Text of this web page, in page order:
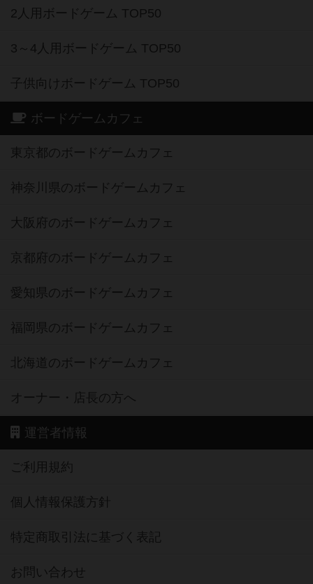
2人用ボードゲーム TOP50
3～4人用ボードゲーム TOP50
子供向けボードゲーム TOP50
ボードゲームカフェ
東京都のボードゲームカフェ
神奈川県のボードゲームカフェ
大阪府のボードゲームカフェ
京都府のボードゲームカフェ
愛知県のボードゲームカフェ
福岡県のボードゲームカフェ
北海道のボードゲームカフェ
オーナー・店長の方へ
運営者情報
ご利用規約
個人情報保護方針
特定商取引法に基づく表記
お問い合わせ